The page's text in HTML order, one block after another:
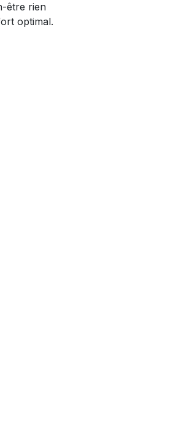
être rien
optimal.